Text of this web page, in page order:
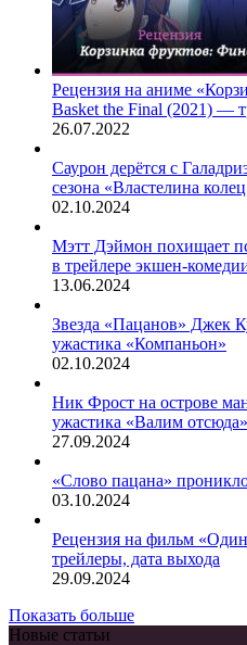
Рецензия на аниме
Basket the Final (2021) —
26.07.2022
Саурон дерётся с
сезона «Властелина
02.10.2024
Мэтт Дэймон похищает
в трейлере экшен-
13.06.2024
Звезда «Пацанов» Джек
ужастика «Компаньон»
02.10.2024
Ник Фрост на острове
ужастика «Валим отсюда»
27.09.2024
«Слово пацана»
03.10.2024
Рецензия на фильм
трейлеры, дата выхода
29.09.2024
Показать больше
Новые статьи